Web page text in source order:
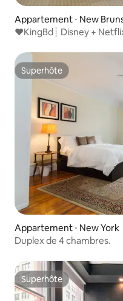
Appartement ⋅ New
❤️KingBd┊ Disney +
Superhôte
Superhôte
Appartement ⋅ New York
Duplex de 4 chambres.
Superhôte
Superhôte